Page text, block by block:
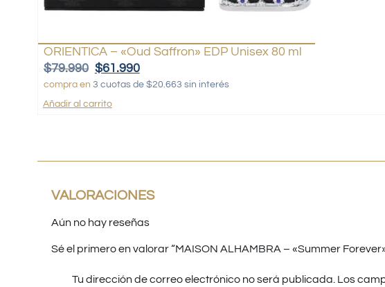
ORIENTICA – «Oud Saffron» EDP Unisex 80 ml
$79.990 $61.990
compra en 3 cuotas de $20.663 sin interés
Añadir al carrito
VALORACIONES
Aún no hay reseñas
Sé el primero en valorar “MAISON ALHAMBRA – «Summer
Tu dirección de correo electrónico no será publicada. Los